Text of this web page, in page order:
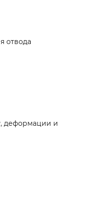
отвода
деформации и